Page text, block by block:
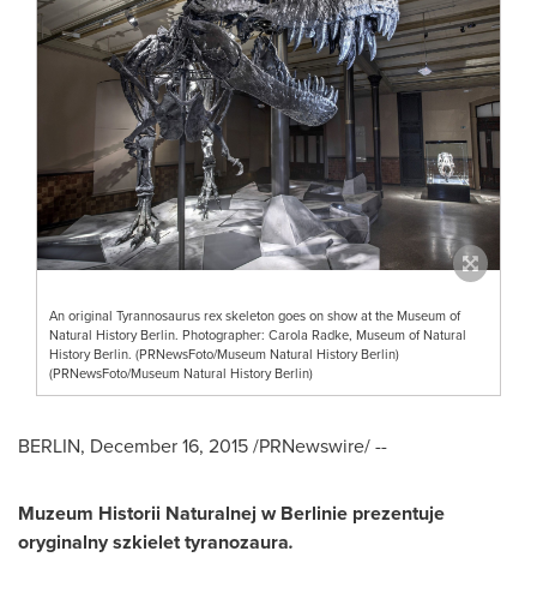
An original Tyrannosaurus rex skeleton goes on show at the Museum of
Natural History Berlin. Photographer: Carola Radke, Museum of Natural
History Berlin. (PRNewsFoto/Museum Natural History Berlin)
(PRNewsFoto/Museum Natural History Berlin)
BERLIN, December 16, 2015/PRNewswire/ --
Muzeum Historii Naturalnej w Berlinie prezentuje
oryginalny szkielettyranozaura.